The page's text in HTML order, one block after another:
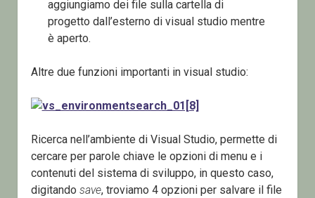
aggiungiamo dei file sulla cartella di
progetto dall’esterno di visual studio mentre
è aperto.
Altre due funzioni importanti in visual studio:
Ricerca nell’ambiente di Visual Studio, permette di
cercare per parole chiave le opzioni di menu e i
contenuti del sistema di sviluppo, in questo caso,
digitando save, troviamo 4 opzioni per salvare il file